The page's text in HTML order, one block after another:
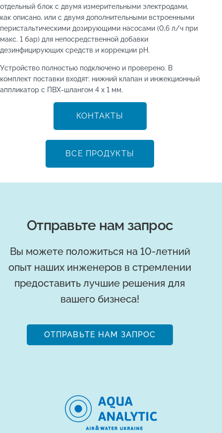
отдельный блок с двумя измерительными электродами,
как описано, или с двумя дополнительными встроенными
перистальтическими дозирующими насосами (0,6 л/ч при
макс. 1 бар) для непосредственной добавки
дезинфицирующих средств и коррекции pH.
Устройство полностью подключено и проверено. В
комплект поставки входят: нижний клапан и инжекционный
аппликатор с ПВХ-шлангом 4 х 1 мм.
КОНТАКТЫ
ВСЕ ПРОДУКТЫ
Отправьте нам запрос
Вы можете положиться на 10-летний
опыт наших инженеров в стремлении
предоставить лучшие решения для
вашего бизнеса!
ОТПРАВЬТЕ НАМ ЗАПРОС